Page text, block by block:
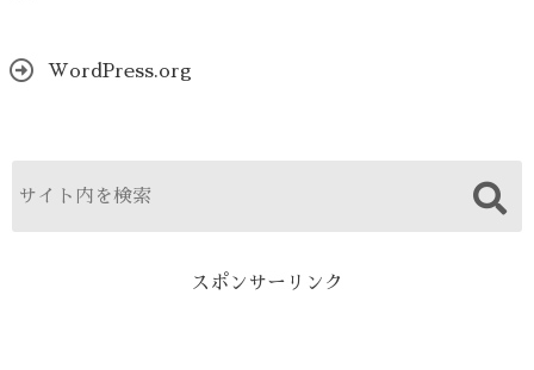
WordPress.org
スポンサーリンク